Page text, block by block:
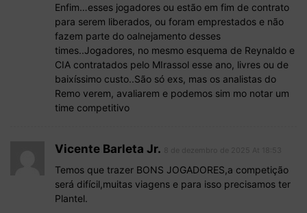
Enfim…esses jogadores ou estão em fim de contrato
para serem liberados, ou foram emprestados e não
fazem parte do oalnejamento desses
times..Jogadores, no mesmo esquema de Reynaldo e
CIA contratados pelo MIrassol esse ano, livres ou de
baixíssimo custo..São só exs, mas os analistas do
Remo verem, avaliarem e podemos sim mo notar um
time competitivo
Vicente Barleta Jr.
Temos que trazer BONS JOGADORES,a competição
será difícil,muitas viagens e para isso precisamos ter
Plantel.